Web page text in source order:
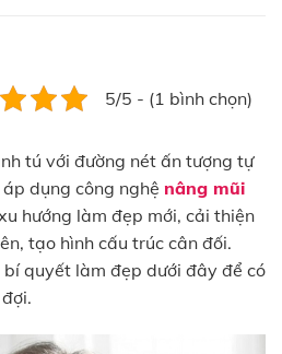
5/5 - (1 bình chọn)
tú với đường nét ấn tượng tự
dụng công nghệ nâng mũi
hướng làm đẹp mới, cải thiện
tạo hình cấu trúc cân đối.
quyết làm đẹp dưới đây để có